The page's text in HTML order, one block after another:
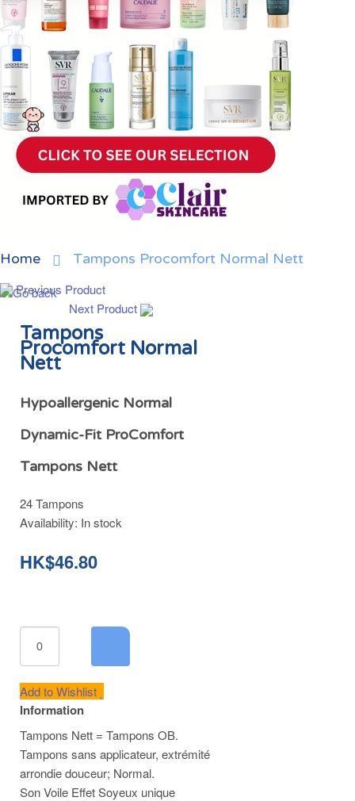
Home Tampons Procomfort Normal Nett
Previous Product
Next Product
Tampons
Procomfort Normal
Nett
Hypoallergenic Normal
Dynamic-Fit ProComfort
Tampons Nett
24 Tampons
Availability: In stock
HK$46.80
Add to Wishlist
Information
Tampons Nett = Tampons OB.
Tampons sans applicateur, extrémité
arrondie douceur; Normal.
Son Voile Effet Soyeux unique